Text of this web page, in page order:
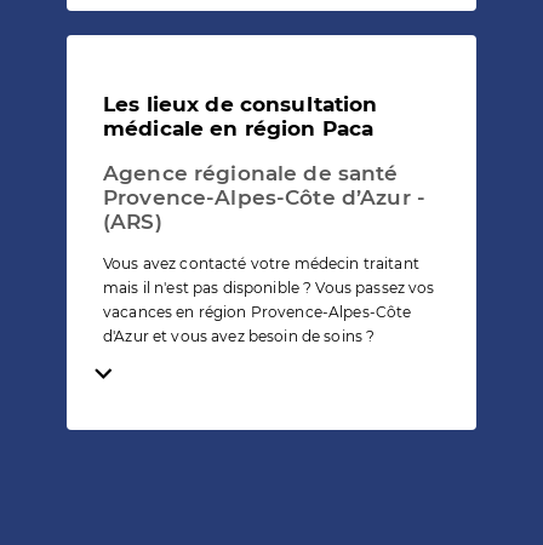
Les lieux de consultation
médicale en région Paca
Agence régionale de santé
Provence-Alpes-Côte d’Azur -
(ARS)
Vous avez contacté votre médecin traitant
mais il n'est pas disponible ? Vous passez vos
vacances en région Provence-Alpes-Côte
d'Azur et vous avez besoin de soins ?
Temps de lecture